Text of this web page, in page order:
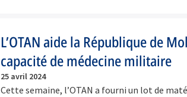
L’OTAN aide la République de
capacité de médecine militaire
25 avril 2024
Cette semaine, l’OTAN a fourni un lot de